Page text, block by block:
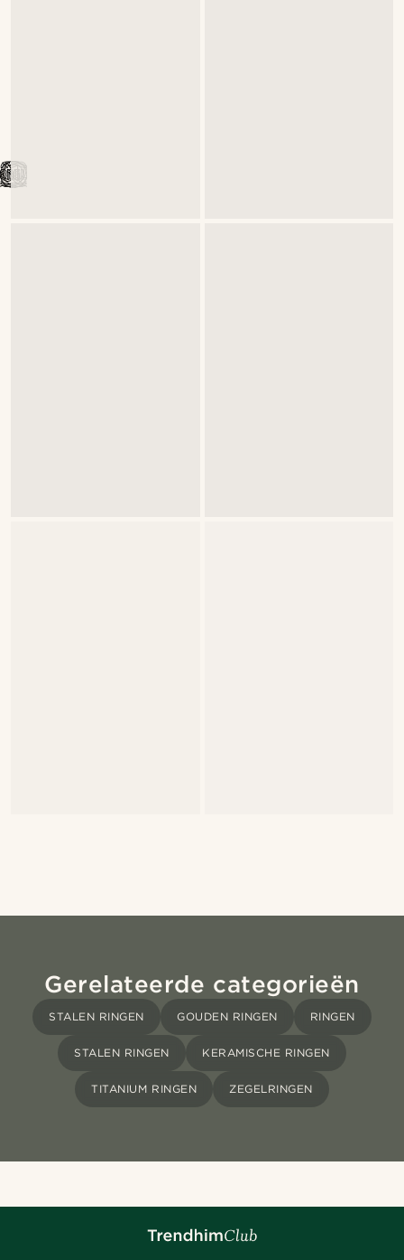
Gerelateerde categorieën
STALEN RINGEN GOUDEN RINGEN RINGEN
STALEN RINGEN KERAMISCHE RINGEN
TITANIUM RINGEN ZEGELRINGEN